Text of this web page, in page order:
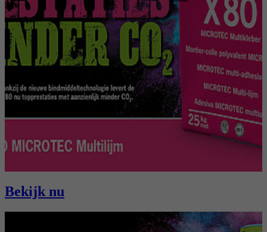
Bekijk nu